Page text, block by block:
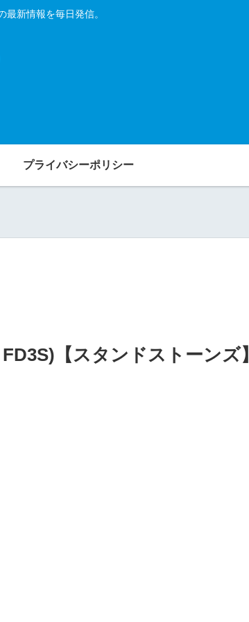
新情報を毎日発信。
プライバシーポリシー
【スタンドストーンズ】